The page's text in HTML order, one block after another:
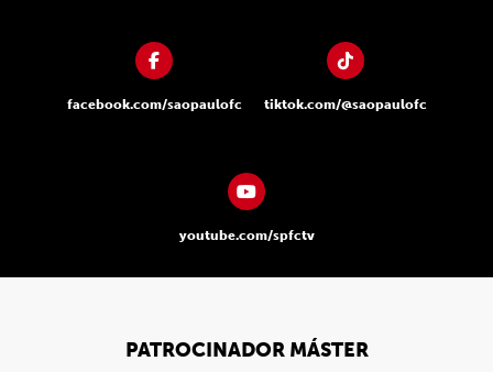
facebook.com/saopaulofc tiktok.com/@saopaulofc
youtube.com/spfctv
PATROCINADOR MÁSTER